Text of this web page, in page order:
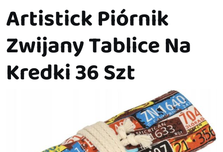
Artistick Piórnik
Zwijany Tablice Na
Kredki 36 Szt